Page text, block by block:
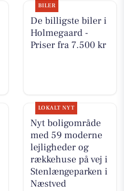
BILER
De billigste biler i
Holmegaard -
Priser fra 7.500 kr
LOKALT NYT
Nyt boligområde
med 59 moderne
lejligheder og
rækkehuse på vej i
Stenlængeparken i
Næstved